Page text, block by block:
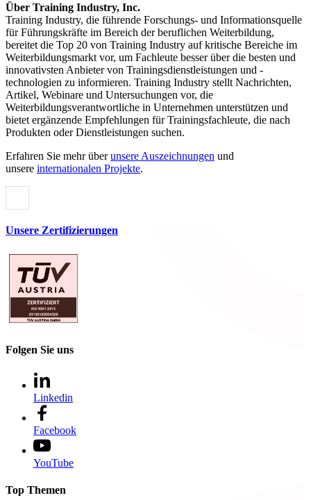
Über Training Industry, Inc.
Training Industry, die führende Forschungs- und Informationsquelle
für Führungskräfte im Bereich der beruflichen Weiterbildung,
bereitet die Top 20 von Training Industry auf kritische Bereiche im
Weiterbildungsmarkt vor, um Fachleute besser über die besten und
innovativsten Anbieter von Trainingsdienstleistungen und -
technologien zu informieren. Training Industry stellt Nachrichten,
Artikel, Webinare und Untersuchungen vor, die
Weiterbildungsverantwortliche in Unternehmen unterstützen und
bietet ergänzende Empfehlungen für Trainingsfachleute, die nach
Produkten oder Dienstleistungen suchen.
Erfahren Sie mehr überunsere Auszeichnungen und
unsere internationalen Projekte.
Unsere Zertifizierungen
Folgen Sie uns
Linkedin
Facebook
YouTube
Top Themen